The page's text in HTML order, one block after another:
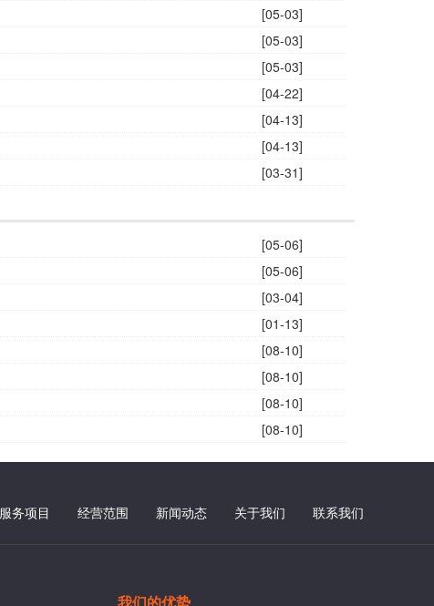
[05-03]
[05-03]
[05-03]
[04-22]
[04-13]
[04-13]
[03-31]
[05-06]
[05-06]
[03-04]
[01-13]
[08-10]
[08-10]
[08-10]
[08-10]
服务项目 经营范围 新闻动态 关于我们 联系我们